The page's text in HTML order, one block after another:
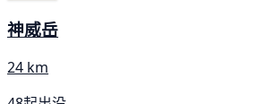
神威岳
24 km